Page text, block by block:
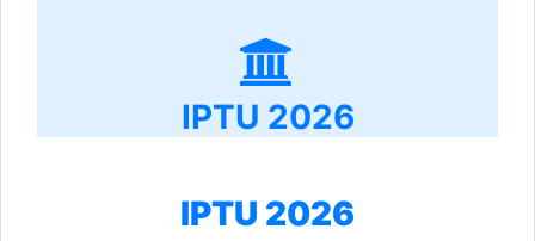
IPTU 2026
IPTU 2026